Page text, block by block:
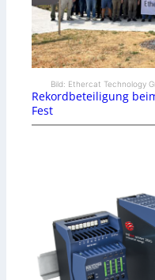
Bild: Ethercat Technology
Rekordbeteiligung
Fest